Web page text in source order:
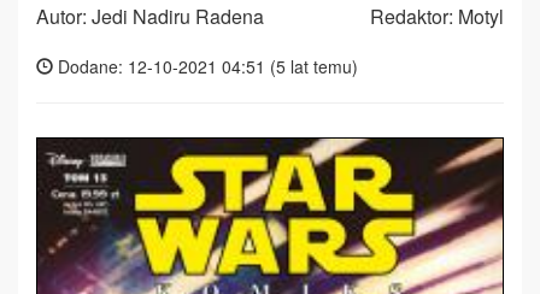
Autor: Jedi Nadiru Radena Redaktor: Motyl
Dodane: 12-10-2021 04:51 (5 lat temu)